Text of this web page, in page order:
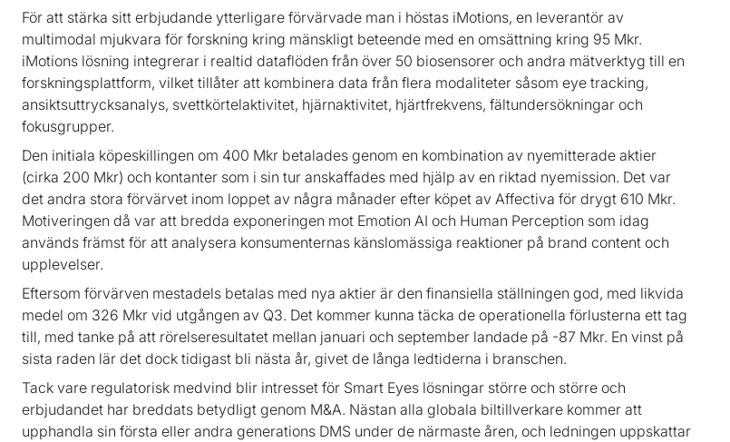
För att stärka sitt erbjudande ytterligare förvärvade man i höstas iMotions, en leverantör av
multimodal mjukvara för forskning kring mänskligt beteende med en omsättning kring 95 Mkr.
iMotions lösning integrerar i realtid dataflöden från över 50 biosensorer och andra mätverktyg till en
forskningsplattform, vilket tillåter att kombinera data från flera modaliteter såsom eye tracking,
ansiktsuttrycksanalys, svettkörtelaktivitet, hjärnaktivitet, hjärtfrekvens, fältundersökningar och
fokusgrupper.
Den initiala köpeskillingen om 400 Mkr betalades genom en kombination av nyemitterade aktier
(cirka 200 Mkr) och kontanter som i sin tur anskaffades med hjälp av en riktad nyemission. Det var
det andra stora förvärvet inom loppet av några månader efter köpet av Affectiva för drygt 610 Mkr.
Motiveringen då var att bredda exponeringen mot Emotion AI och Human Perception som idag
används främst för att analysera konsumenternas känslomässiga reaktioner på brand content och
upplevelser.
Eftersom förvärven mestadels betalas med nya aktier är den finansiella ställningen god, med likvida
medel om 326 Mkr vid utgången av Q3. Det kommer kunna täcka de operationella förlusterna ett tag
till, med tanke på att rörelseresultatet mellan januari och september landade på -87 Mkr. En vinst på
sista raden lär det dock tidigast bli nästa år, givet de långa ledtiderna i branschen.
Tack vare regulatorisk medvind blir intresset för Smart Eyes lösningar större och större och
erbjudandet har breddats betydligt genom M&A. Nästan alla globala biltillverkare kommer att
upphandla sin första eller andra generations DMS under de närmaste åren, och ledningen uppskattar